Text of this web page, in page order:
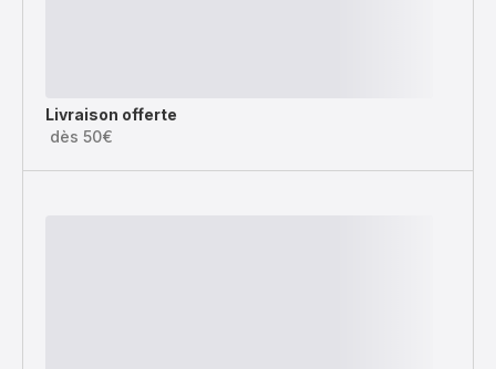
Livraison offerte
dès 50€